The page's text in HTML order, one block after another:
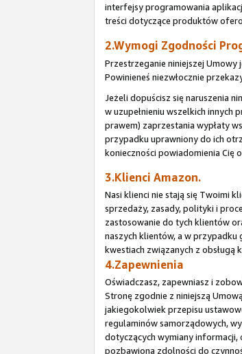
interfejsy programowania
treści dotyczące produktów
2.Wymogi Zgodności
Przestrzeganie niniejszej
Powinieneś niezwłocznie
Jeżeli dopuścisz się naruszenia
w uzupełnieniu wszelkich innych
prawem) zaprzestania wypłaty
przypadku uprawniony do ich
konieczności powiadomienia Cię
3.Klienci Amazon.
Nasi klienci nie stają się Twoimi
sprzedaży, zasady, polityki i
zastosowanie do tych klientów
naszych klientów, a w
kwestiach związanych z
4.Zapewnienia
Oświadczasz, zapewniasz i
Stronę zgodnie z niniejszą
jakiegokolwiek przepisu
regulaminów samorządowych,
dotyczących wymiany informacji,
pozbawioną zdolności do